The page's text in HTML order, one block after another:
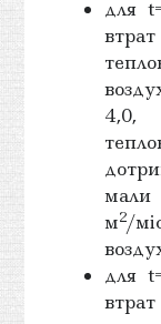
для
4,0,
мали
м2/
для